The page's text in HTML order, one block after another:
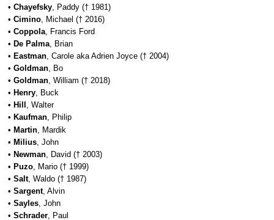
• Chayefsky, Paddy († 1981)
• Cimino, Michael († 2016)
• Coppola, Francis Ford
• De Palma, Brian
• Eastman, Carole aka Adrien Joyce († 2004)
• Goldman, Bo
• Goldman, William († 2018)
• Henry, Buck
• Hill , Walter
• Kaufman, Philip
• Martin, Mardik
• Milius, John
• Newman, David († 2003)
• Puzo, Mario († 1999)
• Salt, Waldo († 1987)
• Sargent, Alvin
• Sayles, John
• Schrader, Paul